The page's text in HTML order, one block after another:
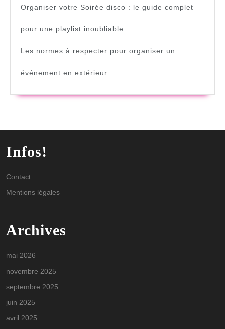
Organiser votre Soirée disco : le guide complet
pour une playlist inoubliable
Les normes à respecter pour organiser un
événement en extérieur
Infos!
Contact
Mentions légales
Archives
mai 2026
novembre 2025
septembre 2025
juin 2025
avril 2025